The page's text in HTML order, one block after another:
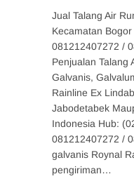
Jual Talang Air
Kecamatan
081212407272 /
Penjualan Talang
Galvanis,
Rainline Ex
Jabodetabek
Indonesia Hub:
081212407272 /
galvanis Roynal
pengiriman…